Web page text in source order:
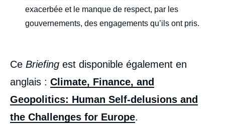
exacerbée et le manque de respect, par les
gouvernements, des engagements qu’ils ont pris.
Ce Briefing est disponible également en
anglais : Climate, Finance, and
Geopolitics: Human Self-delusions and
the Challenges for Europe.